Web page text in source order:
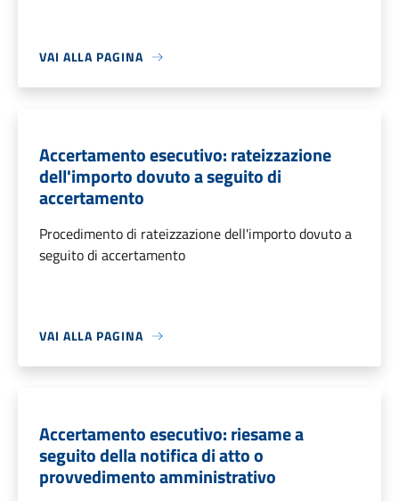
VAI ALLA PAGINA
Accertamento esecutivo: rateizzazione
dell'importo dovuto a seguito di
accertamento
Procedimento di rateizzazione dell'importo dovuto a
seguito di accertamento
VAI ALLA PAGINA
Accertamento esecutivo: riesame a
seguito della notifica di atto o
provvedimento amministrativo